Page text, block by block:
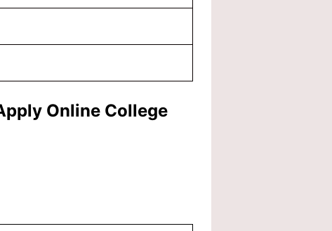
Online College